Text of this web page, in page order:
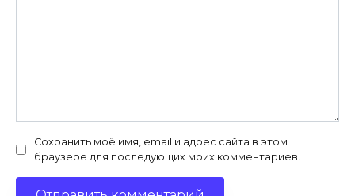
Сохранить моё имя, email и адрес сайта в этом
браузере для последующих моих комментариев.